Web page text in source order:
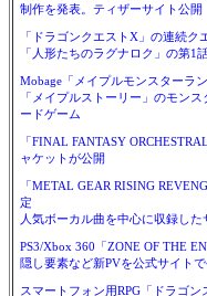
制作を発表。ティザーサイト公開
「ドラゴンクエストX」の連続ク
「人形たちのラグナロク」の第1
Mobage「メイプルモンスターラ
「メイプルストーリー」のモン
ードゲーム
「FINAL FANTASY
ャケットが公開
「METAL GEAR RISING
定
人気ボーカル曲を中心に収録した
PS3/Xbox 360「ZONE OF THE
隠し要素など新PVを公式サイト
スマートフォン用RPG「ドラゴ